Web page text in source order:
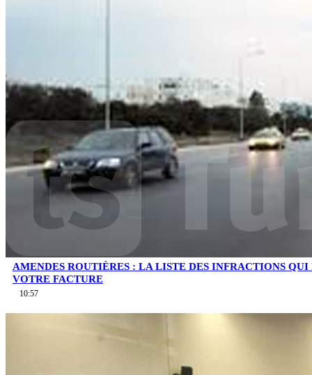
AMENDES ROUTIÈRES : LA LISTE DES INFRACTIONS
VOTRE FACTURE
10:57